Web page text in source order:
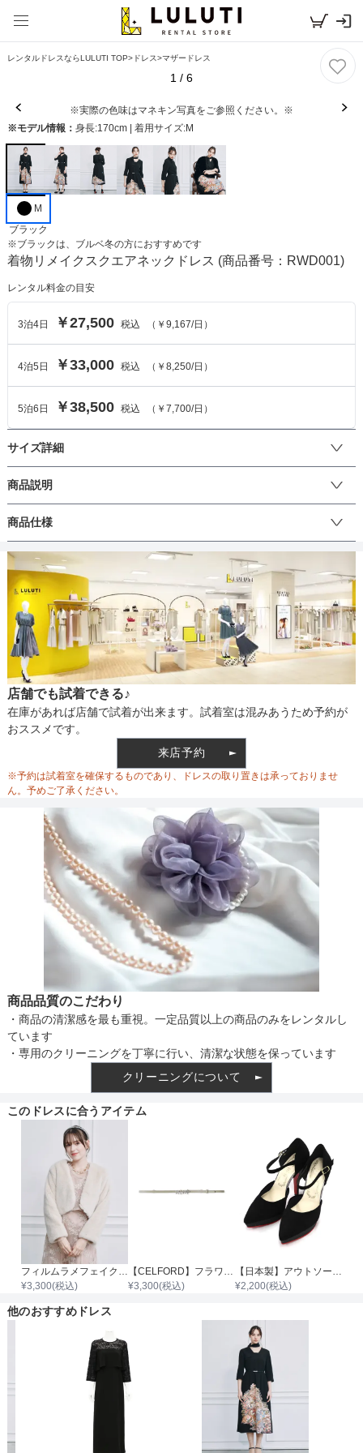
レンタルドレスならLULUTI TOP>ドレス>マザードレス
1 / 6
※実際の色味はマネキン写真をご参照ください。※
※モデル情報： 身長:170cm | 着用サイズ:M
M
ブラック
※ブラックは、 ブルベ冬の方におすすめです
着物リメイクスクエアネックドレス (商品番号：RWD001)
レンタル料金の目安
3泊4日 ￥27,500 税込 （ ￥9,167/日）
4泊5 日 ￥33,000 税込 （ ￥8,250/日）
5泊6 日 ￥38,500 税込 （ ￥7,700/日）
サイズ詳細
ワンピースのサイズ
118
肩幅
そでの長さ 41.5
アームホール
バスト 86
ヒップ 114
146
商品説明
首元を美しく見せるスクエアネックとやわらかな裾のラインが、優
美な花柄を上品に際立たせるロングドレスです。
スクエアネックで肌見せを上品にコントロールし、ネックレスなど
のアクセサリーとも好相性です。ウエストはゆとりのあるフレアが
体型をやさしくカバー。付属のサッシュや、お持ちのベルトでメリ
ハリのある表情に切り替えても◎。
黒地に穏やかに映える花柄は歩くたびに揺れ、写真にも上品なニュ
アンスを。
付属のサッシュは、ウエストマークのほかにも、写真のように首元
に巻いてスタイリッシュな表情を楽しむことも可能です。後ろファ
スナーと滑りの良い裏地で着心地も快適です。
マザードレスを中心に、結婚式の親族参列、卒入学、レストランデ
ィナーまで幅広く活躍し、首元のアレンジで華やかにも端正にも仕
上がる一着です。
リメイクドレスについて詳しくはこちら：https://luluti.jp/column/?
p=3997
商品仕様
丈 ひざ上 ひざ下 ミモレ パンツ
生地の厚さ 薄い 厚め
裏地 あり
ウエスト調整 なし
備考
素材
インナー
で大丈夫です
透け感
着丈目安
ファスナー
骨格タイプ
店舗でも試着できる♪
在庫があれば店舗で試着が出来ます。試着室は混みあうため予約が
おススメです。
来店予約
※予約は試着室を確保するものであり、ドレスの取り置きは承っておりませ
ん。予めご了承ください。
商品品質のこだわり
・商品の清潔感を最も重視。一定品質以上の商品のみをレンタルし
ています
・専用のクリーニングを丁寧に行い、清潔な状態を保っています
クリーニングについて
このドレスに合うアイテム
¥3,300(税込)
¥3,300(税込)
¥2,200(税込)
他のおすすめドレス